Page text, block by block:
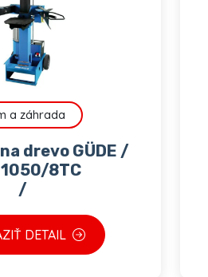
a záhrada
drevo GÜDE /
1050/8TC
/
DETAIL